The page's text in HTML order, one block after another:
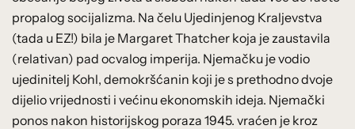
propalog socijalizma. Na čelu Ujedinjenog Kraljevstva
(tada u EZ!) bila je Margaret Thatcher koja je zaustavila
(relativan) pad ocvalog imperija. Njemačku je vodio
ujedinitelj Kohl, demokršćanin koji je s prethodno dvoje
dijelio vrijednosti i većinu ekonomskih ideja. Njemački
ponos nakon historijskog poraza 1945. vraćen je kroz